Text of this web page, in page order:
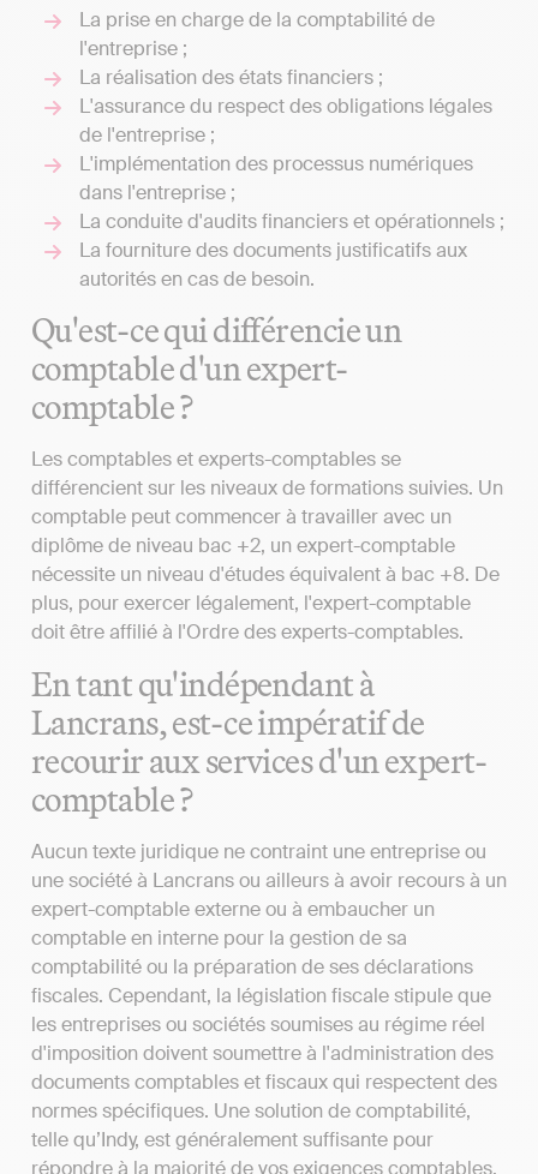
La prise en charge de la comptabilité de
l'entreprise ;
La réalisation des états financiers ;
L'assurance du respect des obligations légales
de l'entreprise ;
L'implémentation des processus numériques
dans l'entreprise ;
La conduite d'audits financiers et opérationnels ;
La fourniture des documents justificatifs aux
autorités en cas de besoin.
Qu'est-ce qui différencie un
comptable d'un expert-
comptable ?
Les comptables et experts-comptables se
différencient sur les niveaux de formations suivies. Un
comptable peut commencer à travailler avec un
diplôme de niveau bac +2, un expert-comptable
nécessite un niveau d'études équivalent à bac +8. De
plus, pour exercer légalement, l'expert-comptable
doit être affilié à l'Ordre des experts-comptables.
En tant qu'indépendant à
Lancrans, est-ce impératif de
recourir aux services d'un expert-
comptable ?
Aucun texte juridique ne contraint une entreprise ou
une société à Lancrans ou ailleurs à avoir recours à un
expert-comptable externe ou à embaucher un
comptable en interne pour la gestion de sa
comptabilité ou la préparation de ses déclarations
fiscales. Cependant, la législation fiscale stipule que
les entreprises ou sociétés soumises au régime réel
d'imposition doivent soumettre à l'administration des
documents comptables et fiscaux qui respectent des
normes spécifiques. Une solution de comptabilité,
telle qu’Indy, est généralement suffisante pour
répondre à la majorité de vos exigences comptables.